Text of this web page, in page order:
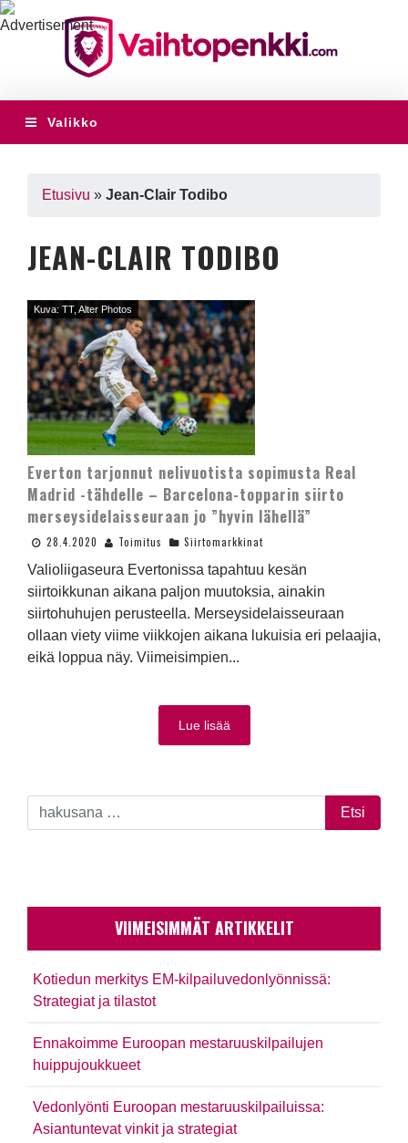
Valikko
Etusivu » Jean-Clair Todibo
JEAN-CLAIR TODIBO
Kuva: TT, Alter Photos
Everton tarjonnut nelivuotista sopimusta Real
Madrid -tähdelle – Barcelona-topparin siirto
merseysidelaisseuraan jo ”hyvin lähellä”
28.4.2020 Toimitus Siirtomarkkinat
Valioliigaseura Evertonissa tapahtuu kesän
siirtoikkunan aikana paljon muutoksia, ainakin
siirtohuhujen perusteella. Merseysidelaisseuraan
ollaan viety viime viikkojen aikana lukuisia eri pelaajia,
eikä loppua näy. Viimeisimpien...
Lue lisää
VIIMEISIMMÄT ARTIKKELIT
Kotiedun merkitys EM-kilpailuvedonlyönnissä:
Strategiat ja tilastot
Ennakoimme Euroopan mestaruuskilpailujen
huippujoukkueet
Vedonlyönti Euroopan mestaruuskilpailuissa:
Asiantuntevat vinkit ja strategiat